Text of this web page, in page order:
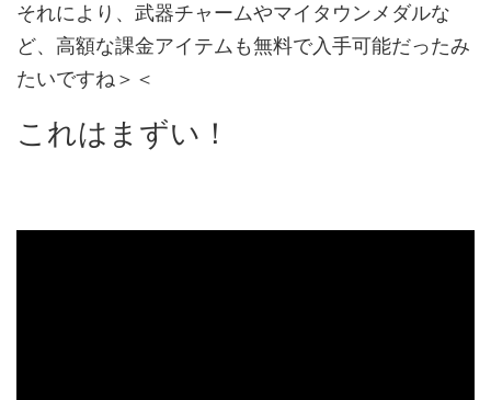
それにより、武器チャームやマイタウンメダルな
ど、高額な課金アイテムも無料で入手可能だったみ
たいですね＞＜
これはまずい！